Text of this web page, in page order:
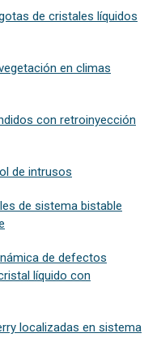
de cristales líquidos
en climas
con retroinyección
de intrusos
de sistema bistable
de defectos
líquido con
localizadas en sistema